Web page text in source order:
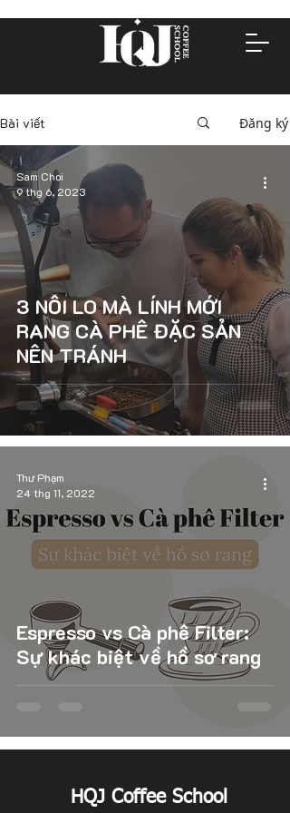
Bài viết Đăng ký
3 NỖI LO MÀ LÍNH MỚI
RANG CÀ PHÊ ĐẶC SẢN
NÊN TRÁNH
Sam Choi
9 thg 6, 2023
Espresso vs Cà phê Filter:
Sự khác biệt về hồ sơ rang
Thư Phạm
24 thg 11, 2022
HQJ Coffee School